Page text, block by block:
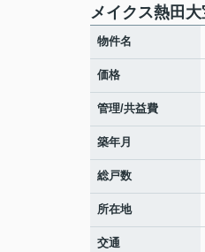
メイクス熱田
物件名
価格
管理/共益費
築年月
総戸数
所在地
交通